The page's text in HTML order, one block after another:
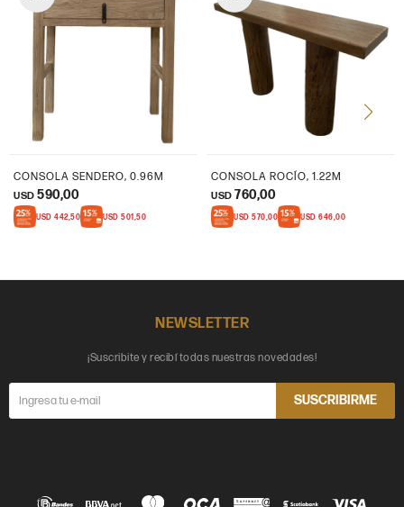
CONSOLA SENDERO, 0.96M
USD 590,00
USD 442,50 USD 501,50
CONSOLA ROCÍO, 1.22M
USD 760,00
USD 570,00 USD 646,00
NEWSLETTER
¡Suscribite y recibí todas nuestras novedades!
SUSCRIBIRME